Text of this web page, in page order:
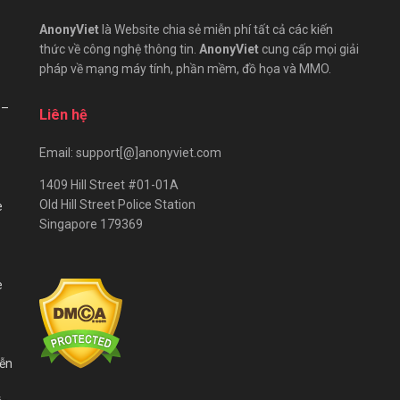
AnonyVietlà Website chia sẻ miễn phí tất cả các kiến
thức về công nghệ thông tin. AnonyViet cung cấp mọi giải
pháp về mạng máy tính, phần mềm, đồ họa và MMO.
Liên hệ
Email: support[@]anonyviet.com
1409 Hill Street #01-01A
Old Hill Street Police Station
Singapore 179369